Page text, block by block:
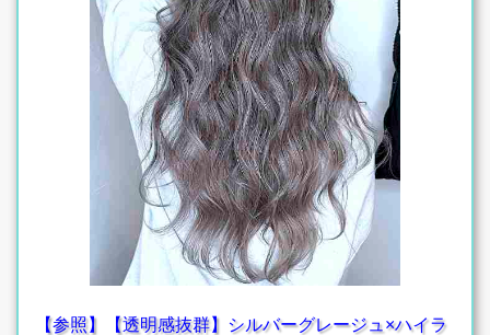
【参照】【透明感抜群】シルバーグレージュ×ハイラ